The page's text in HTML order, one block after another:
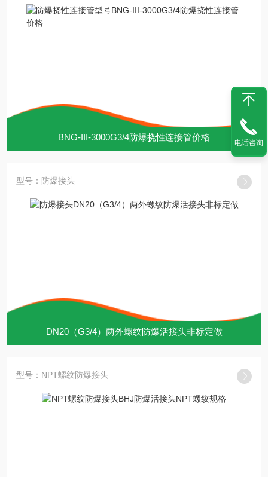
BNG-III-3000G3/4防爆挠性连接管价格
型号：防爆接头
DN20（G3/4）两外螺纹防爆活接头非标定做
型号：NPT螺纹防爆接头
电话咨询